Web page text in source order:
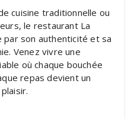
cuisine traditionnelle ou
le restaurant La
par son authenticité et sa
Venez vivre une
où chaque bouchée
repas devient un